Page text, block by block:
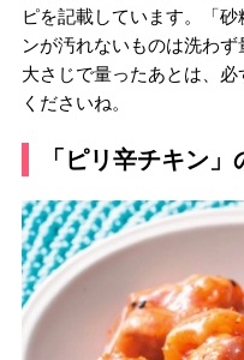
ピを記載しています。「
ンが汚れないものは洗わ
大さじで量ったあとは、
くださいね。
「ピリ辛チキン」